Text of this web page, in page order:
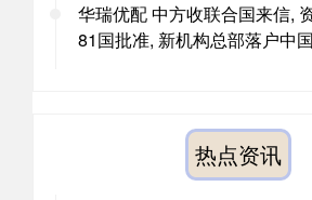
华瑞优配 中方收联合国来信,
81国批准, 新机构总部落户中国
热点资讯